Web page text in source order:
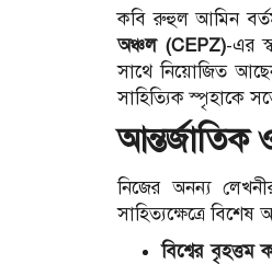
কবি রুহুল আমিন
অঞ্চল (CEPZ)-এর
সাথে নিয়োজিত
সাহিত্যিক স্পৃহাকে
আন্তর্জাতিক
নিজের অনন্য
সাহিত্যক্ষেত্রে
বিশ্বের বৃহত্তম